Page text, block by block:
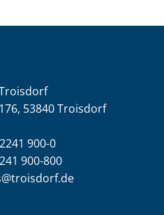
53840 Troisdorf
900-0
900-800